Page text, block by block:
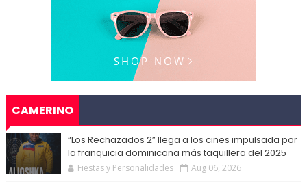
CAMERINO
“Los Rechazados 2” llega a los cines impulsada por
la franquicia dominicana más taquillera del 2025
Fiestas y Personalidades Aug 06, 2026